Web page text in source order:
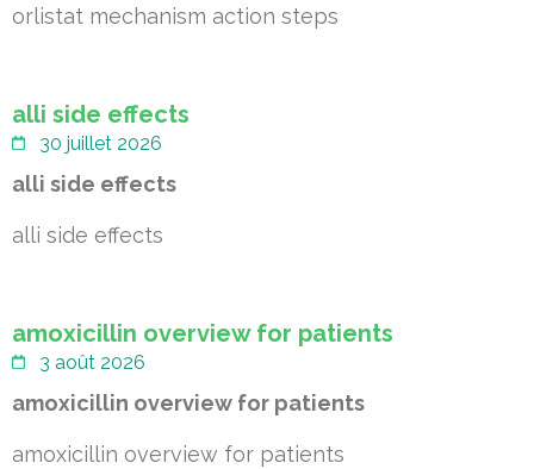
orlistat mechanism action steps
alli side effects
30 juillet 2026
alli side effects
alli side effects
amoxicillin overview for patients
3 août 2026
amoxicillin overview for patients
amoxicillin overview for patients